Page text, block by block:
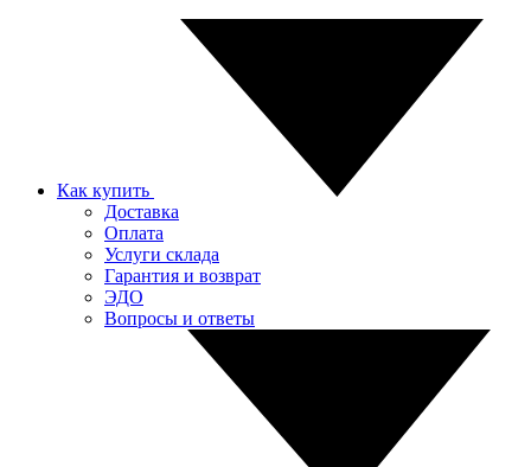
Как купить
Доставка
Оплата
Услуги склада
Гарантия и возврат
ЭДО
Вопросы и ответы